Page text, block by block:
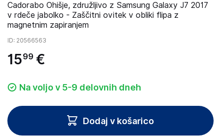
Cadorabo Ohišje, združljivo z Samsung Galaxy J7 2017
v rdeče jabolko - Zaščitni ovitek v obliki flipa z
magnetnim zapiranjem
ID: 20566563
1599 €
Na voljo v 5-9 delovnih dneh
Dodaj v košarico